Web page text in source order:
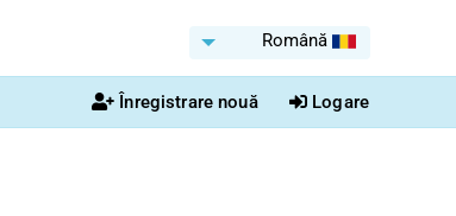
Română
Înregistrare nouă Logare